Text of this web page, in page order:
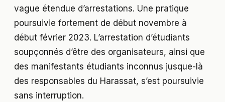
vague étendue d’arrestations. Une pratique
poursuivie fortement de début novembre à
début février 2023. L’arrestation d’étudiants
soupçonnés d’être des organisateurs, ainsi que
des manifestants étudiants inconnus jusque-là
des responsables du Harassat, s’est poursuivie
sans interruption.